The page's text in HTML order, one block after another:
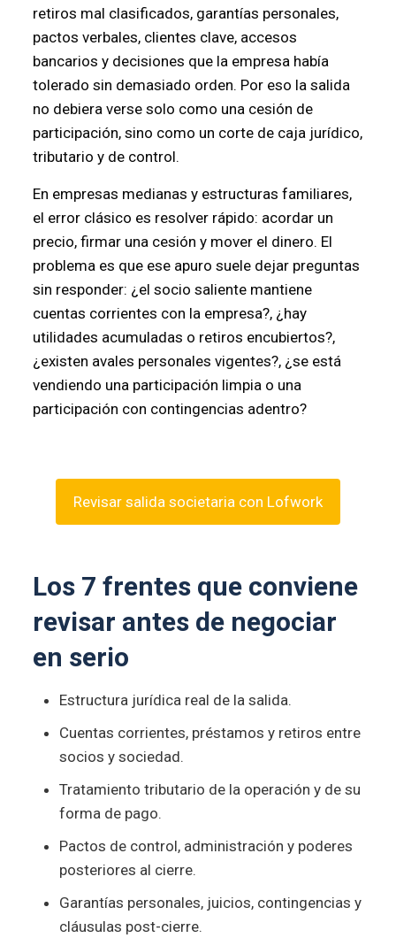
retiros mal clasificados, garantías personales,
pactos verbales, clientes clave, accesos
bancarios y decisiones que la empresa había
tolerado sin demasiado orden. Por eso la salida
no debiera verse solo como una cesión de
participación, sino como un corte de caja jurídico,
tributario y de control.
En empresas medianas y estructuras familiares,
el error clásico es resolver rápido: acordar un
precio, firmar una cesión y mover el dinero. El
problema es que ese apuro suele dejar preguntas
sin responder: ¿el socio saliente mantiene
cuentas corrientes con la empresa?, ¿hay
utilidades acumuladas o retiros encubiertos?,
¿existen avales personales vigentes?, ¿se está
vendiendo una participación limpia o una
participación con contingencias adentro?
Revisar salida societaria con Lofwork
Los 7 frentes que conviene
revisar antes de negociar
en serio
Estructura jurídica real de la salida.
Cuentas corrientes, préstamos y retiros entre
socios y sociedad.
Tratamiento tributario de la operación y de su
forma de pago.
Pactos de control, administración y poderes
posteriores al cierre.
Garantías personales, juicios, contingencias y
cláusulas post-cierre.